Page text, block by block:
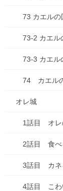
73 カエル
73-2 カエ
73-3 カエ
74 カエル
オレ城
1話目 オ
2話目 食べ
3話目 カネ
4話目 こ